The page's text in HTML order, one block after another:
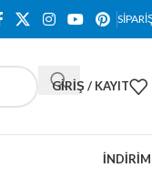
GIRIŞ / KAYIT